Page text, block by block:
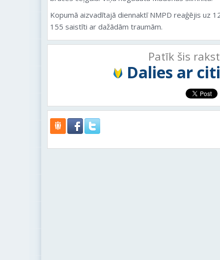
Kopumā aizvadītajā diennaktī NMPD reaģējis uz
155 saistīti ar dažādām traumām.
Patīk šis
Dalies ar